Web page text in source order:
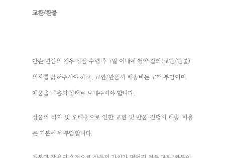
교환/환불
단순 변심의 경우 상품 수령 후 7일 이내에 청약 철회(교환/환불)
의사를 밝혀주셔야 하고, 교환/반품시 배송비는 고객 부담이며
제품을 처음의 상태로 보내주셔야 합니다.
상품의 하자 및 오배송으로 인한 교환 및 반품 진행시 배송 비용
은 기본에서 부담합니다.